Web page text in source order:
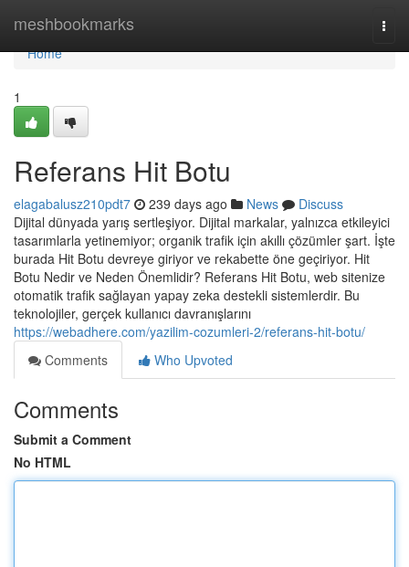
meshbookmarks
Home
Home
1
Referans Hit Botu
elagabalusz210pdt7 239 days ago News
Discuss
Dijital dünyada yarış sertleşiyor. Dijital markalar, yalnızca etkileyici
tasarımlarla yetinemiyor; organik trafik için akıllı çözümler şart. İşte
burada Hit Botu devreye giriyor ve rekabette öne geçiriyor. Hit
Botu Nedir ve Neden Önemlidir? Referans Hit Botu, web sitenize
otomatik trafik sağlayan yapay zeka destekli sistemlerdir. Bu
teknolojiler, gerçek kullanıcı davranışlarını
https://webadhere.com/yazilim-cozumleri-2/referans-hit-botu/
Comments
Who Upvoted
Comments
Submit a Comment
No HTML